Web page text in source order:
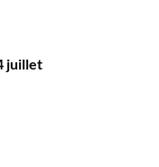
juillet